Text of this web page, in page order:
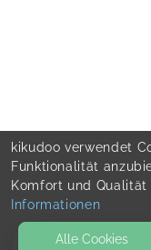
kikudoo verwendet
Funktionalität
Komfort und Qualität
Informationen
Alle Cookies